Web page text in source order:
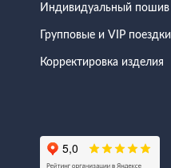
Индивидуальный пошив
Групповые и VIP поездки
Корректировка изделия